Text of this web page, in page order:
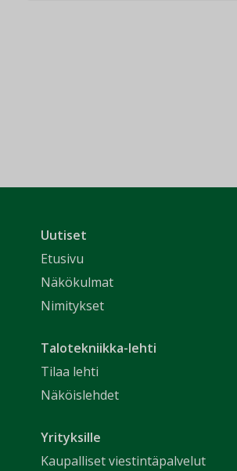
Uutiset
Etusivu
Näkökulmat
Nimitykset
Talotekniikka-lehti
Tilaa lehti
Näköislehdet
Yrityksille
Kaupalliset viestintäpalvelut